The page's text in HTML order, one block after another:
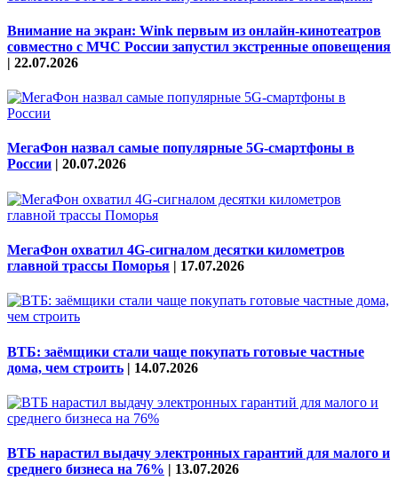
Внимание на экран: Wink первым из онлайн-кинотеатров
совместно с МЧС России запустил экстренные оповещения
| 22.07.2026
МегаФон назвал самые популярные 5G-смартфоны в
России
20.07.2026
МегаФон охватил 4G-сигналом десятки километров
главной трассы Поморья | 17.07.2026
ВТБ: заёмщики стали чаще покупать готовые частные
дома, чем строить | 14.07.2026
ВТБ нарастил выдачу электронных гарантий для малого и
среднего бизнеса на 76% | 13.07.2026